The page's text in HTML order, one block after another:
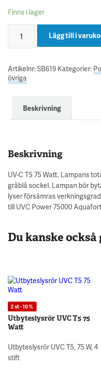
Finns i lager
Lägg till i
Artikelnr:SB619 Kategorier:
övriga
Beskrivning
Beskrivning
UV-C T5 75 Watt. Lampans
gråblå sockel. Lampan bör
lyser försämras
till UVC Power 75000
Du kanske
2 st - 10 %
Utbyteslysrör UVC T5 75
Watt
Utbyteslysrör UVC T5, 75 W, 4
stift